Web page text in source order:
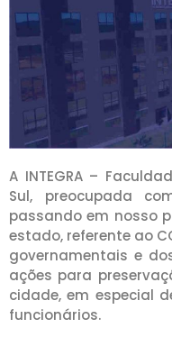
A INTEGRA –
Sul, preocupada
passando em nosso
estado, referente ao
governamentais e
ações para
cidade, em especial
funcionários.